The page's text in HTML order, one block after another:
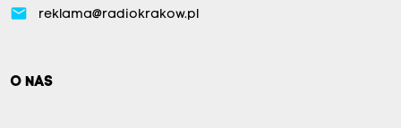
email reklama@radiokrakow.pl
O NAS